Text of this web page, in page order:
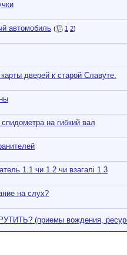
автомобиль ( 1 2)
дверей к старой Славуте.
на гибкий вал
1.1 чи 1.2 чи взагалі 1.3
на слух?
(приемы вождения,